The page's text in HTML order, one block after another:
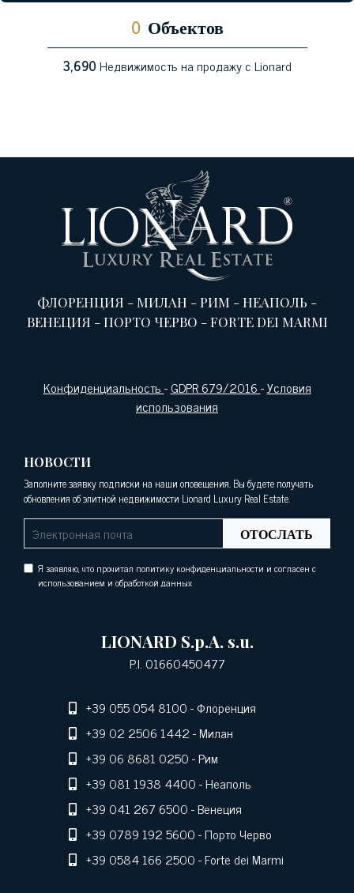
0 Объектов
3,690Недвижимость на продажу с Lionard
ФЛОРЕНЦИЯ -МИЛАН -РИМ -НЕАПОЛЬ -
ВЕНЕЦИЯ -ПОРТО ЧЕРВО -FORTE DEI MARMI
Конфиденциальность-GDPR 679/2016-Условия
использования
НОВОСТИ
Заполните заявку подписки на наши оповещения. Вы будете получать
обновления об элитной недвижимости Lionard Luxury Real Estate.
ОТОСЛАТЬ
Я заявляю, что прочитал политику конфиденциальности и согласен с
использованием и обработкой данных
LIONARD S.p.A. s.u.
P.I. 01660450477
+39 055 054 8100- Флоренция
+39 02 2506 1442- Милан
+39 06 8681 0250- Рим
+39 081 1938 4400- Неаполь
+39 041 267 6500- Венеция
+39 0789 192 5600- Порто Черво
+39 0584 166 2500- Forte dei Marmi